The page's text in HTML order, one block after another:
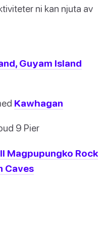
ni kan njuta av
Guyam Island
Kawhagan
9 Pier
Magpupungko Rock
Caves